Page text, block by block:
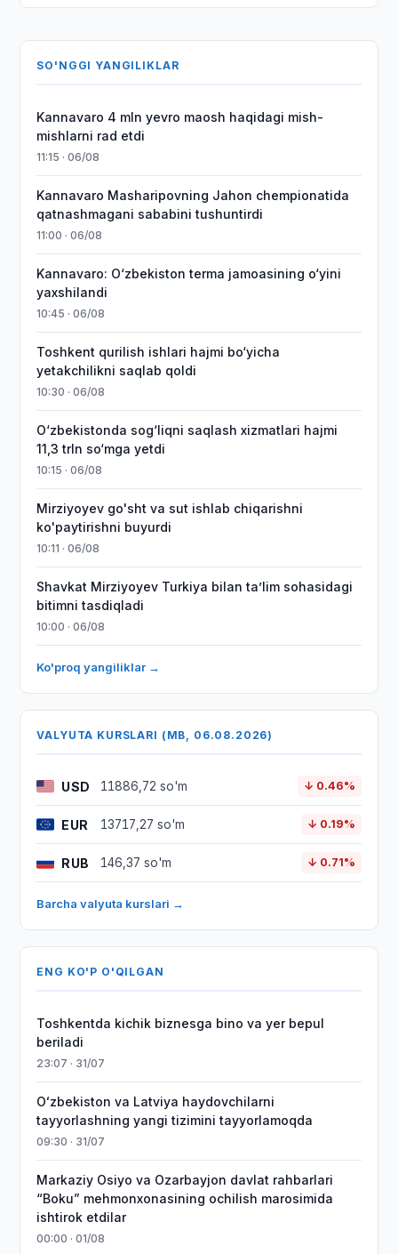
SO'NGGI YANGILIKLAR
Kannavaro 4 mln yevro maosh haqidagi mish-
mishlarni rad etdi
11:15 · 06/08
Kannavaro Masharipovning Jahon chempionatida
qatnashmagani sababini tushuntirdi
11:00 · 06/08
Kannavaro: O‘zbekiston terma jamoasining o‘yini
yaxshilandi
10:45 · 06/08
Toshkent qurilish ishlari hajmi bo‘yicha
yetakchilikni saqlab qoldi
10:30 · 06/08
O‘zbekistonda sog‘liqni saqlash xizmatlari hajmi
11,3 trln so‘mga yetdi
10:15 · 06/08
Mirziyoyev go'sht va sut ishlab chiqarishni
ko'paytirishni buyurdi
10:11 · 06/08
Shavkat Mirziyoyev Turkiya bilan taʼlim sohasidagi
bitimni tasdiqladi
10:00 · 06/08
Ko'proq yangiliklar →
VALYUTA KURSLARI (MB, 06.08.2026)
USD 11886,72 so'm ↓ 0.46%
EUR 13717,27 so'm ↓ 0.19%
RUB 146,37 so'm ↓ 0.71%
Barcha valyuta kurslari →
ENG KO'P O'QILGAN
Toshkentda kichik biznesga bino va yer bepul
beriladi
23:07 · 31/07
Oʻzbekiston va Latviya haydovchilarni
tayyorlashning yangi tizimini tayyorlamoqda
09:30 · 31/07
Markaziy Osiyo va Ozarbayjon davlat rahbarlari
“Boku” mehmonxonasining ochilish marosimida
ishtirok etdilar
00:00 · 01/08